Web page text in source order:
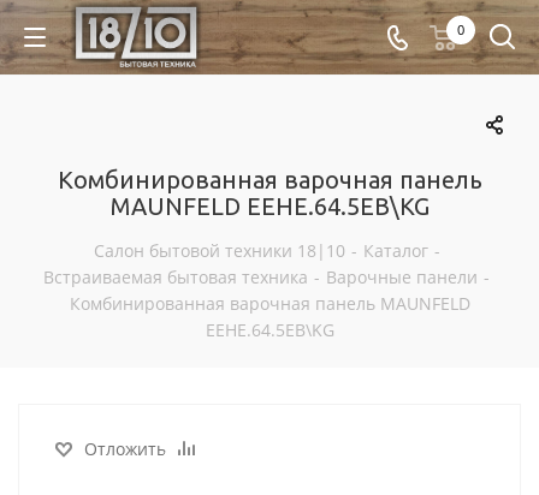
0
Комбинированная варочная панель
MAUNFELD EEHE.64.5EB\KG
Салон бытовой техники 18|10 - Каталог -
Встраиваемая бытовая техника - Варочные панели -
Комбинированная варочная панель MAUNFELD
EEHE.64.5EB\KG
Отложить